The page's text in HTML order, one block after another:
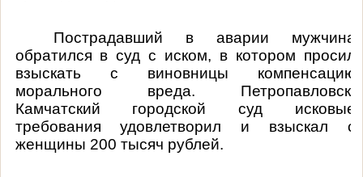
Пострадавший в аварии мужчина
обратился в суд с иском, в котором просил
взыскать с виновницы компенсацию
морального вреда. Петропавловск-
Камчатский городской суд исковые
требования удовлетворил и взыскал с
женщины 200 тысяч рублей.